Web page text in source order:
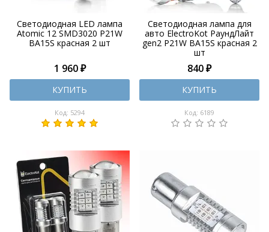
Светодиодная LED лампа
Atomic 12 SMD3020 P21W
BA15S красная 2 шт
1 960 ₽
КУПИТЬ
Код: 5294
Светодиодная лампа для
авто ElectroKot РаундЛайт
gen2 P21W BA15S красная 2
шт
840 ₽
КУПИТЬ
Код: 6189